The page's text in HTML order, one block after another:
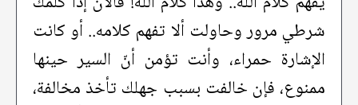
شرطي مرور وحاولت ألا تفهم كلامه.. أو كانت
الإشارة حمراء، وأنت تؤمن أنّ السير حينها
ممنوع، فإن خالفت بسبب جهلك تأخذ مخالفة،